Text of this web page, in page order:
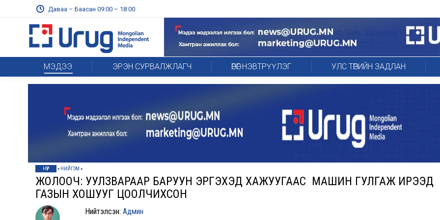
Даваа – Баасан 09:00 – 18:00
МЭДЭЭ ЭРЭН СУРВАЛЖЛАГЧ ӨРӨГ НЭВТРҮҮЛЭГ УЛС ТӨРИЙН ЗАДЛАН
НҮҮР » НИЙГЭМ »
ЖОЛООЧ: УУЛЗВАРААР БАРУУН ЭРГЭХЭД ХАЖУУГААС МАШИН ГУЛГАЖ ИРЭЭД
ГАЗЫН ХОШУУГ ЦООЛЧИХСОН
Нийтэлсэн:Админ